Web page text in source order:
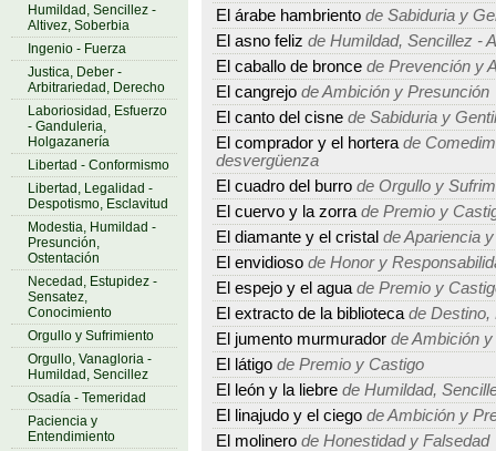
Humildad, Sencillez -
Altivez, Soberbia
Ingenio - Fuerza
Justica, Deber -
Arbitrariedad, Derecho
Laboriosidad, Esfuerzo
- Ganduleria,
Holgazanería
Libertad - Conformismo
Libertad, Legalidad -
Despotismo, Esclavitud
Modestia, Humildad -
Presunción,
Ostentación
Necedad, Estupidez -
Sensatez,
Conocimiento
Orgullo y Sufrimiento
Orgullo, Vanagloria -
Humildad, Sencillez
Osadía - Temeridad
Paciencia y
Entendimiento
El árabe hambriento de Sabiduria y
El asno feliz de Humildad, Sencillez -
El caballo de bronce de Prevención y
El cangrejo de Ambición y Presunción
El canto del cisne de Sabiduria y
El comprador y el hortera de
desvergüenza
El cuadro del burro de Orgullo y
El cuervo y la zorra de Premio y
El diamante y el cristal de Apariencia
El envidioso de Honor y
El espejo y el agua de Premio y
El extracto de la biblioteca de Destino,
El jumento murmurador de Ambición
El látigo de Premio y Castigo
El león y la liebre de Humildad,
El linajudo y el ciego de Ambición y
El molinero de Honestidad y Falsedad